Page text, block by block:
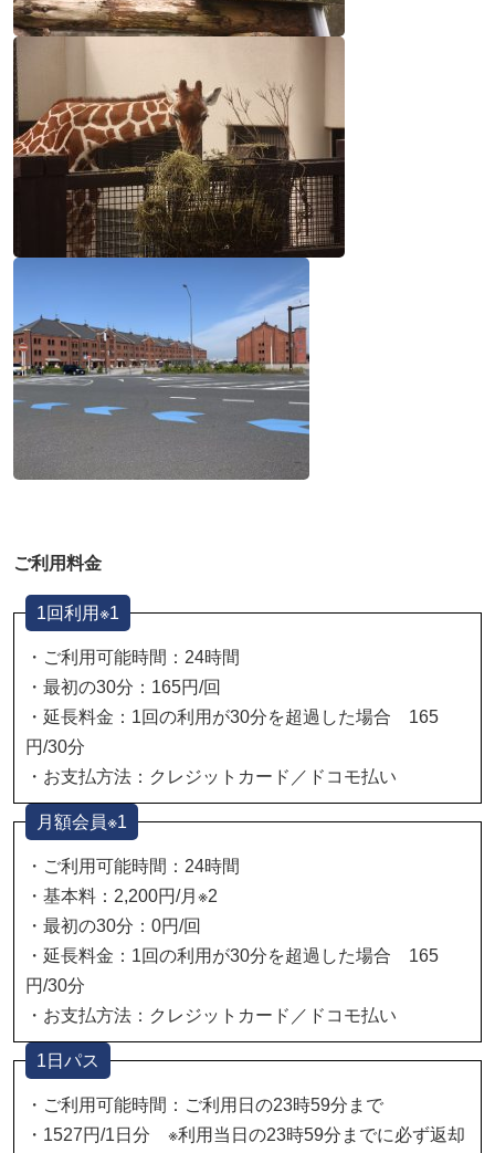
ご利用料金
1回利用※1
・ご利用可能時間：24時間
・最初の30分：165円/回
・延長料金：1回の利用が30分を超過した場合 165
円/30分
・お支払方法：クレジットカード／ドコモ払い
月額会員※1
・ご利用可能時間：24時間
・基本料：2,200円/月※2
・最初の30分：0円/回
・延長料金：1回の利用が30分を超過した場合 165
円/30分
・お支払方法：クレジットカード／ドコモ払い
1日パス
・ご利用可能時間：ご利用日の23時59分まで
・1527円/1日分 ※利用当日の23時59分までに必ず返却